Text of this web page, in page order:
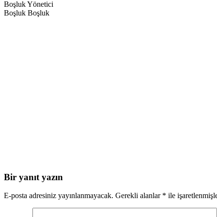
Boşluk Yönetici
Boşluk Boşluk
Bir yanıt yazın
E-posta adresiniz yayınlanmayacak. Gerekli alanlar * ile